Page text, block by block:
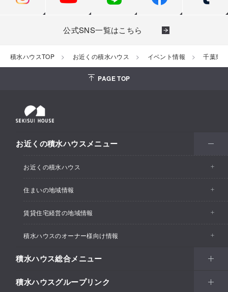
公式SNS一覧はこちら
積水ハウスTOP お近くの積水ハウス イベント情報 千葉県
PAGE TOP
お近くの積水ハウスメニュー
お近くの積水ハウス
お近くの積水ハウストップ
住まいの地域情報
イベント情報
住宅展示場・ショールーム情報
分譲住宅・土地
賃貸住宅経営の地域情報
イベント情報
支店・事業所情報
賃貸住宅経営（シャーメゾン）
積水ハウスのオーナー様向け情報
カスタマーズセンター
リフォーム
積水ハウス総合メニュー
住まい
積水ハウスグループリンク